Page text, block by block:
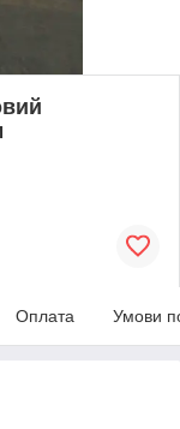
Оплата Умови